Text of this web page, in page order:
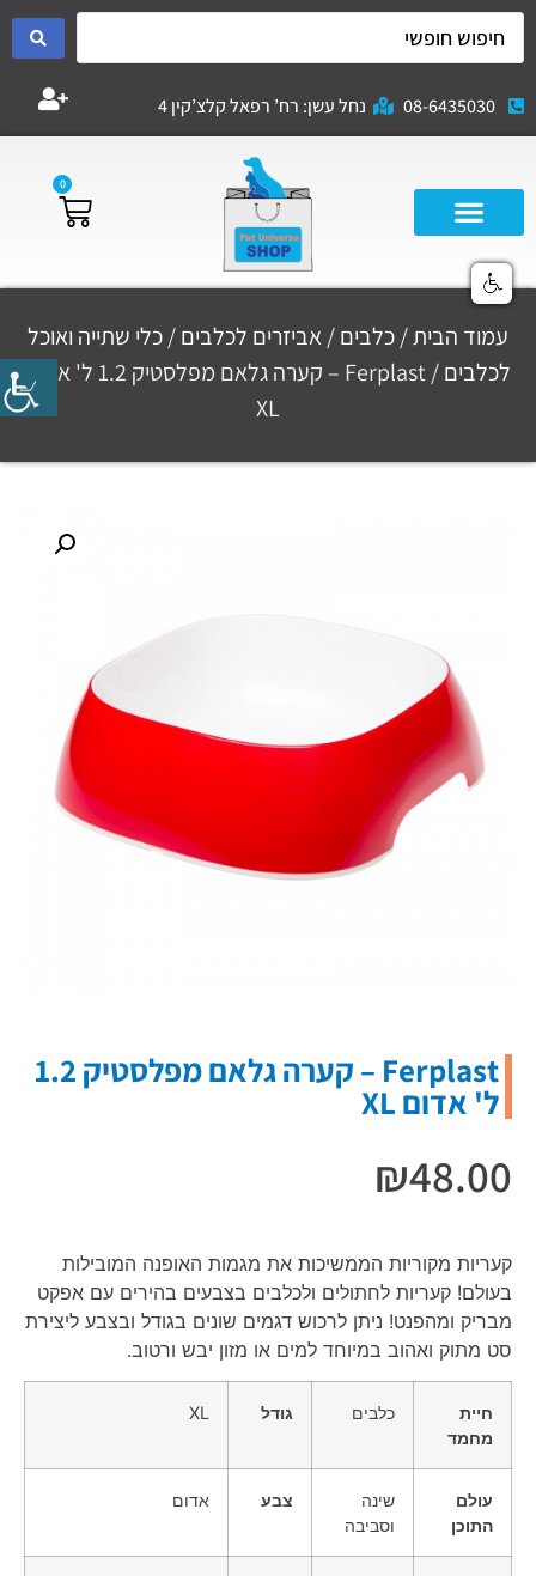
08-6435030 נחל עשן: רח’ רפאל קלצ’קין 4
0
עמוד הבית/כלבים/אביזרים לכלבים/כלי שתייה ואוכל
לכלבים
/ Ferplast – קערה גלאם מפלסטיק 1.2 ל' אדום
XL
Ferplast – קערה גלאם מפלסטיק 1.2
ל' אדום XL
₪48.00
קעריות מקוריות הממשיכות את מגמות האופנה המובילות
בעולם! קעריות לחתולים ולכלבים בצבעים בהירים עם אפקט
מבריק ומהפנט! ניתן לרכוש דגמים שונים בגודל ובצבע ליצירת
סט מתוק ואהוב במיוחד למים או מזון יבש ורטוב.
חיית
מחמד
כלבים גודל XL
עולם
התוכן
שינה
וסביבה
צבע אדום